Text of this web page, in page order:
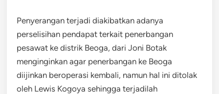
Penyerangan terjadi diakibatkan adanya
perselisihan pendapat terkait penerbangan
pesawat ke distrik Beoga, dari Joni Botak
menginginkan agar penerbangan ke Beoga
diijinkan beroperasi kembali, namun hal ini ditolak
oleh Lewis Kogoya sehingga terjadilah